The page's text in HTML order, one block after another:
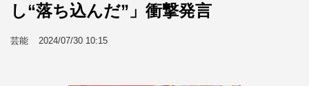
し“落ち込んだ”」衝撃発言
芸能 2024/07/30 10:15